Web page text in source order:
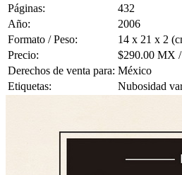
Páginas:
432
Año:
2006
Formato / Peso:
14 x 21 x 2
Precio:
$290.00 MX
Derechos de venta para: México
Etiquetas:
Nubosidad